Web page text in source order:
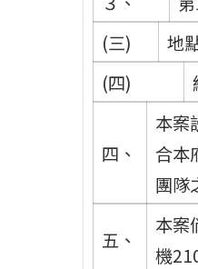
(三)
地
(四)
四、
本案
合本
團隊
五、
本案
機